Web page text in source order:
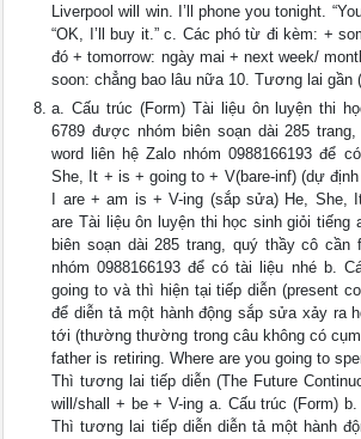
Liverpool will win. I’ll phone you tonight.
“OK, I’ll buy it.” c. Các phó từ đi kèm: +
đó + tomorrow: ngày mai + next week/
soon: chẳng bao lâu nữa 10. Tương lai gần
a. Cấu trúc (Form) Tài liệu ôn luyện thi
6789 được nhóm biên soạn dài 285
word liên hệ Zalo nhóm 0988166193 để
She, It + is + going to + V(bare-inf) (dự
I are + am is + V-ing (sắp sửa) He, She,
are Tài liệu ôn luyện thi học sinh giỏi tiếng
biên soạn dài 285 trang, quý thầy cô cần
nhóm 0988166193 để có tài liệu nhé b.
going to và thì hiện tại tiếp diễn (present
để diễn tả một hành động sắp sửa xảy ra
tới (thường thường trong câu không có
father is retiring. Where are you going to
Thì tương lai tiếp diễn (The Future
will/shall + be + V-ing a. Cấu trúc (Form)
Thì tương lai tiếp diễn diễn tả một hành